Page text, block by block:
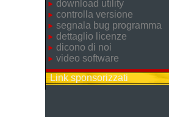
download utility
controlla versione
segnala bug programma
dettaglio licenze
dicono di noi
video software
Link sponsorizzati